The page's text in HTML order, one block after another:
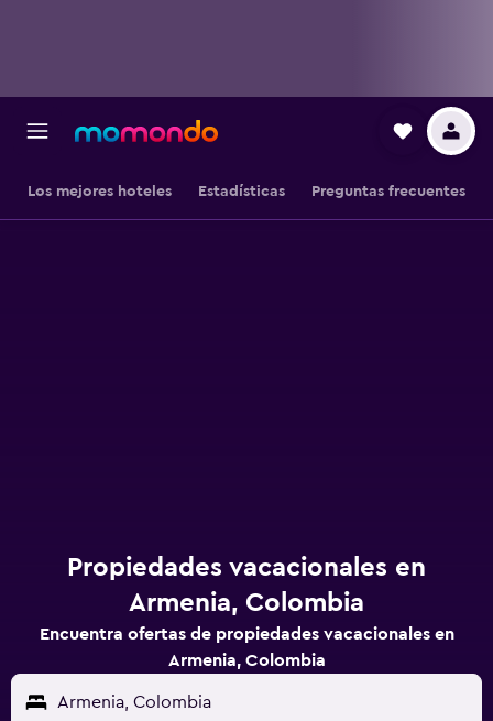
Los mejores hoteles Estadísticas Preguntas frecuentes
Propiedades vacacionales en
Armenia, Colombia
Encuentra ofertas de propiedades vacacionales en
Armenia, Colombia
Armenia, Colombia